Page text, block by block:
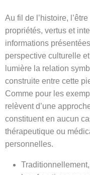
Au fil de l’histoire,
propriétés, vertus et
informations
perspective culturelle
lumière la relation
construite entre cette
Comme pour les
relèvent d’une
constituent en aucun
thérapeutique ou
personnelles.